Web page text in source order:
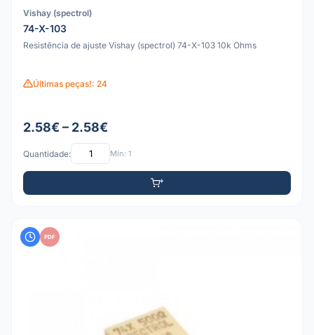
Vishay (spectrol)
74-X-103
Resistência de ajuste Vishay (spectrol) 74-X-103 10k Ohms
Últimas peças!: 24
2.58€ – 2.58€
Quantidade: Mín: 1
PDF